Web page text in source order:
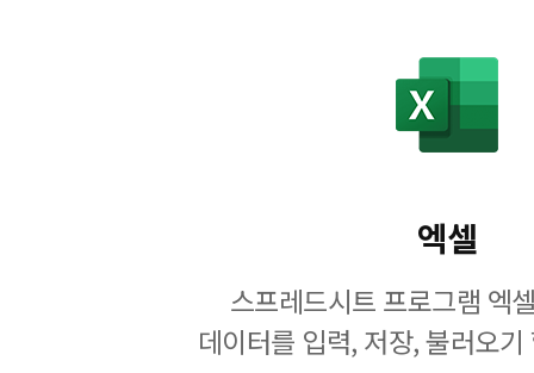
엑셀
스프레드시트 프로그램 엑
데이터를 입력, 저장, 불러오